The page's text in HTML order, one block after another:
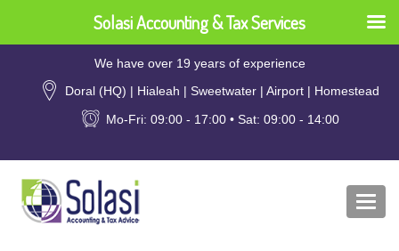
We have over 19 years of experience
Doral (HQ) | Hialeah | Sweetwater | Airport | Homestead
Mo-Fri: 09:00 - 17:00 • Sat: 09:00 - 14:00
Solasi Accounting & Tax Services